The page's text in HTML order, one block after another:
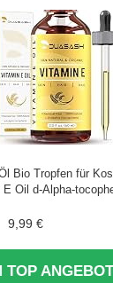
Bio Tropfen für
Oil d-Alpha-
9,99 €
TOP